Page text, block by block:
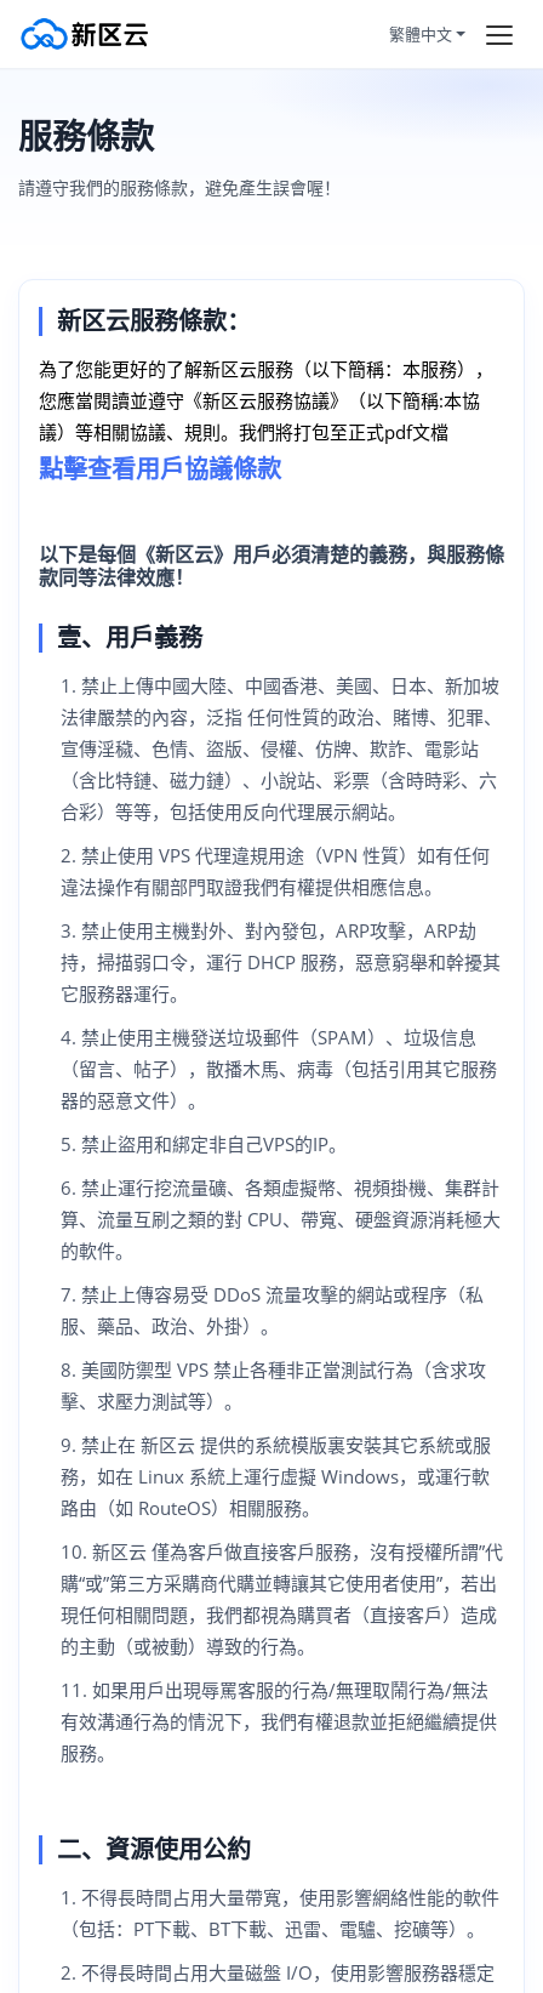
服務條款
靜態住宅
註冊/登陸
繁體中文
服務條款
請遵守我們的服務條款，避免產生誤會喔！
新区云服務條款：
為了您能更好的了解新区云服務（以下簡稱：本服務），
您應當閱讀並遵守《新区云服務協議》（以下簡稱:本協
議）等相關協議、規則。我們將打包至正式pdf文檔
點擊查看用戶協議條款
以下是每個《新区云》用戶必須清楚的義務，與服務條
款同等法律效應！
壹、用戶義務
禁止上傳中國大陸、中國香港、美國、日本、新加坡
法律嚴禁的內容，泛指 任何性質的政治、賭博、犯罪、
宣傳淫穢、色情、盜版、侵權、仿牌、欺詐、電影站
（含比特鏈、磁力鏈）、小說站、彩票（含時時彩、六
合彩）等等，包括使用反向代理展示網站。
禁止使用 VPS 代理違規用途（VPN 性質）如有任何
違法操作有關部門取證我們有權提供相應信息。
禁止使用主機對外、對內發包，ARP攻擊，ARP劫
持，掃描弱口令，運行 DHCP 服務，惡意窮舉和幹擾其
它服務器運行。
禁止使用主機發送垃圾郵件（SPAM）、垃圾信息
（留言、帖子），散播木馬、病毒（包括引用其它服務
器的惡意文件）。
禁止盜用和綁定非自己VPS的IP。
禁止運行挖流量礦、各類虛擬幣、視頻掛機、集群計
算、流量互刷之類的對 CPU、帶寬、硬盤資源消耗極大
的軟件。
禁止上傳容易受 DDoS 流量攻擊的網站或程序（私
服、藥品、政治、外掛）。
美國防禦型 VPS 禁止各種非正當測試行為（含求攻
擊、求壓力測試等）。
禁止在 新区云 提供的系統模版裏安裝其它系統或服
務，如在 Linux 系統上運行虛擬 Windows，或運行軟
路由（如 RouteOS）相關服務。
新区云 僅為客戶做直接客戶服務，沒有授權所謂”代
購“或”第三方采購商代購並轉讓其它使用者使用”，若出
現任何相關問題，我們都視為購買者（直接客戶）造成
的主動（或被動）導致的行為。
如果用戶出現辱罵客服的行為/無理取鬧行為/無法
有效溝通行為的情況下，我們有權退款並拒絕繼續提供
服務。
二、資源使用公約
不得長時間占用大量帶寬，使用影響網絡性能的軟件
（包括：PT下載、BT下載、迅雷、電驢、挖礦等）。
不得長時間占用大量磁盤 I/O，使用影響服務器穩定